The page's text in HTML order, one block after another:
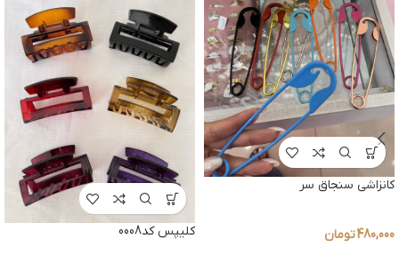
کانزاشی سنجاق سر
480,000تومان کلیپس کد0008